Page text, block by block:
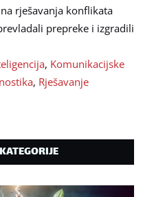
rješavanja konflikata
prepreke i izgradili
, Komunikacijske
, Rješavanje